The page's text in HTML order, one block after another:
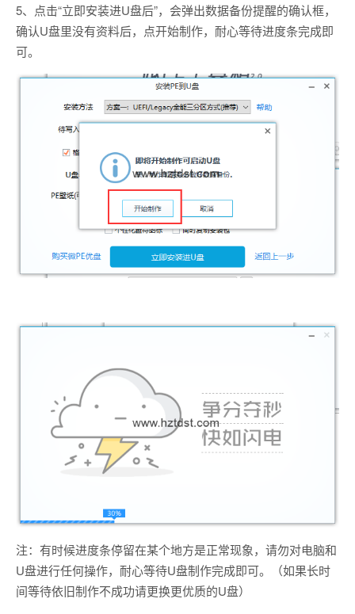
5、点击“立即安装进U盘后”，会弹出数据备份提醒的确认框，
确认U盘里没有资料后，点开始制作，耐心等待进度条完成即
可。
注：有时候进度条停留在某个地方是正常现象，请勿对电脑和
U盘进行任何操作，耐心等待U盘制作完成即可。（如果长时
间等待依旧制作不成功请更换更优质的U盘）